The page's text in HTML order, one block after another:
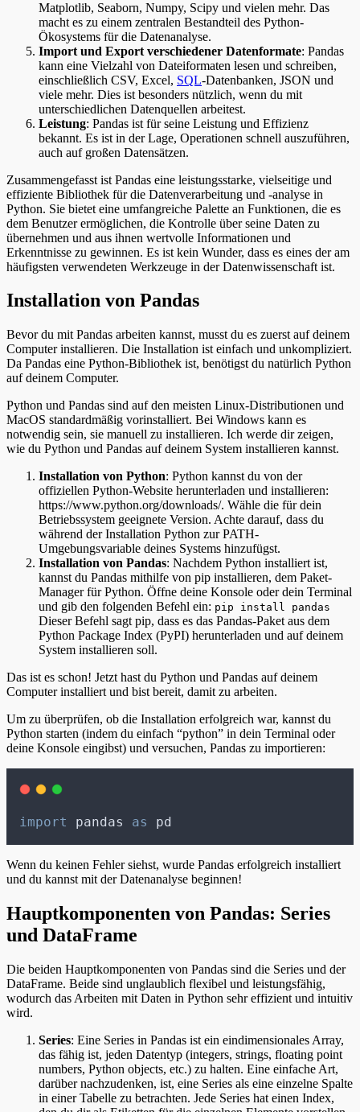
Matplotlib, Seaborn, Numpy, Scipy und vielen mehr. Das
macht es zu einem zentralen Bestandteil des Python-
Ökosystems für die Datenanalyse.
Import und Export verschiedener Datenformate: Pandas
kann eine Vielzahl von Dateiformaten lesen und schreiben,
einschließlich CSV, Excel, SQL-Datenbanken, JSON und
viele mehr. Dies ist besonders nützlich, wenn du mit
unterschiedlichen Datenquellen arbeitest.
Leistung: Pandas ist für seine Leistung und Effizienz
bekannt. Es ist in der Lage, Operationen schnell auszuführen,
auch auf großen Datensätzen.
Zusammengefasst ist Pandas eine leistungsstarke, vielseitige und
effiziente Bibliothek für die Datenverarbeitung und -analyse in
Python. Sie bietet eine umfangreiche Palette an Funktionen, die es
dem Benutzer ermöglichen, die Kontrolle über seine Daten zu
übernehmen und aus ihnen wertvolle Informationen und
Erkenntnisse zu gewinnen. Es ist kein Wunder, dass es eines der am
häufigsten verwendeten Werkzeuge in der Datenwissenschaft ist.
Installation von Pandas
Bevor du mit Pandas arbeiten kannst, musst du es zuerst auf deinem
Computer installieren. Die Installation ist einfach und unkompliziert.
Da Pandas eine Python-Bibliothek ist, benötigst du natürlich Python
auf deinem Computer.
Python und Pandas sind auf den meisten Linux-Distributionen und
MacOS standardmäßig vorinstalliert. Bei Windows kann es
notwendig sein, sie manuell zu installieren. Ich werde dir zeigen,
wie du Python und Pandas auf deinem System installieren kannst.
Installation von Python: Python kannst du von der
offiziellen Python-Website herunterladen und installieren:
https://www.python.org/downloads/. Wähle die für dein
Betriebssystem geeignete Version. Achte darauf, dass du
während der Installation Python zur PATH-
Umgebungsvariable deines Systems hinzufügst.
Installation von Pandas: Nachdem Python installiert ist,
kannst du Pandas mithilfe von pip installieren, dem Paket-
Manager für Python. Öffne deine Konsole oder dein Terminal
und gib den folgenden Befehl ein: pip install pandas
Dieser Befehl sagt pip, dass es das Pandas-Paket aus dem
Python Package Index (PyPI) herunterladen und auf deinem
System installieren soll.
Das ist es schon! Jetzt hast du Python und Pandas auf deinem
Computer installiert und bist bereit, damit zu arbeiten.
Um zu überprüfen, ob die Installation erfolgreich war, kannst du
Python starten (indem du einfach “python” in dein Terminal oder
deine Konsole eingibst) und versuchen, Pandas zu importieren:
import pandas as pd
Wenn du keinen Fehler siehst, wurde Pandas erfolgreich installiert
und du kannst mit der Datenanalyse beginnen!
Hauptkomponenten von Pandas: Series
und DataFrame
Die beiden Hauptkomponenten von Pandas sind die Series und der
DataFrame. Beide sind unglaublich flexibel und leistungsfähig,
wodurch das Arbeiten mit Daten in Python sehr effizient und intuitiv
wird.
Series: Eine Series in Pandas ist ein eindimensionales Array,
das fähig ist, jeden Datentyp (integers, strings, floating point
numbers, Python objects, etc.) zu halten. Eine einfache Art,
darüber nachzudenken, ist, eine Series als eine einzelne Spalte
in einer Tabelle zu betrachten. Jede Series hat einen Index,